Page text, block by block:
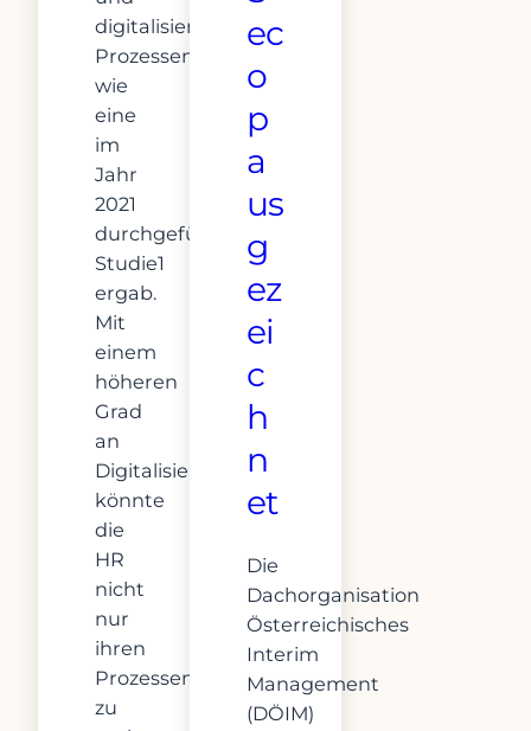
digitalisierten
Prozessen,
wie
eine
im
Jahr
2021
durchgeführte
Studie1
ergab.
Mit
einem
höheren
Grad
an
Digitalisierung
könnte
die
HR
nicht
nur
ihren
Prozessen
zu
ec
o
p
a
us
g
ez
ei
c
h
n
et
Die
Dachorganisation
Österreichisches
Interim
Management
(DÖIM)